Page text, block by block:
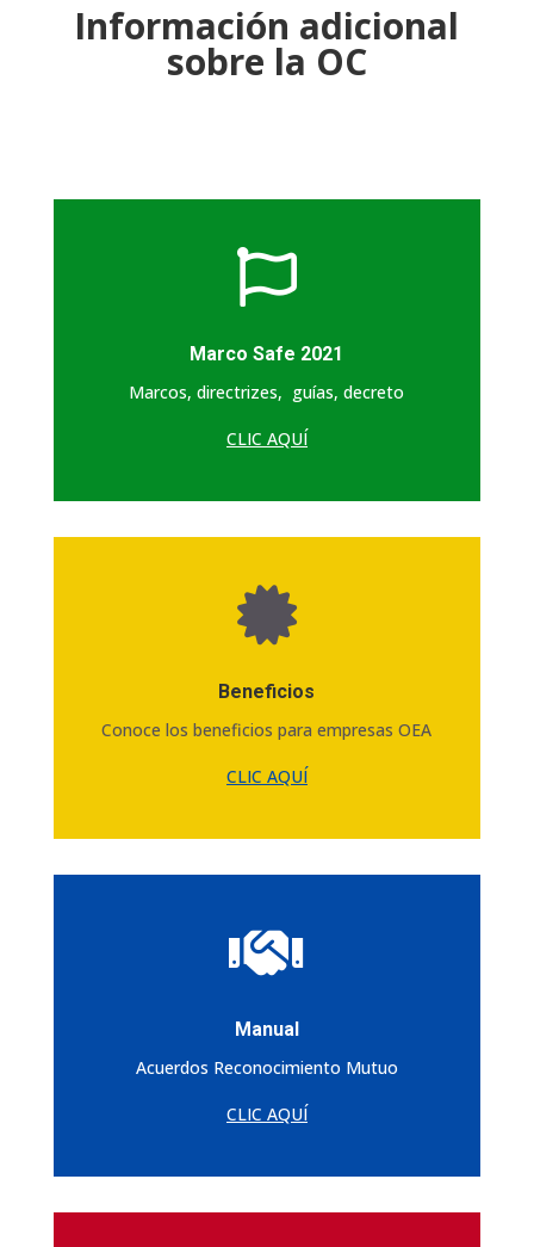
Información adicional
sobre la OC

Marco Safe 2021
Marcos, directrizes, guías, decreto
CLIC AQUÍ

Beneficios
Conoce los beneficios para empresas OEA
CLIC AQUÍ

Manual
Acuerdos Reconocimiento Mutuo
CLIC AQUÍ